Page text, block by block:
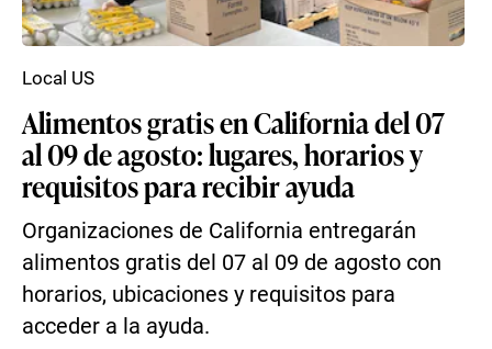
Alimentos gratis en California del 07
al 09 de agosto: lugares, horarios y
requisitos para recibir ayuda
Organizaciones de California entregarán
alimentos gratis del 07 al 09 de agosto con
horarios, ubicaciones y requisitos para
acceder a la ayuda.
Local US